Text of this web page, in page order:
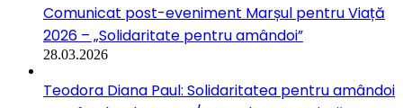
Comunicat post-eveniment Marșul pentru Viață
2026 – „Solidaritate pentru amândoi”
28.03.2026
Teodora Diana Paul: Solidaritatea pentru amândoi